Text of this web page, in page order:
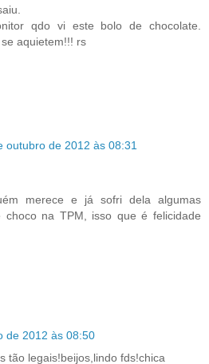
qdo vi este bolo de chocolate.
aquietem!!! rs
outubro de 2012 às 08:31
merece e já sofri dela algumas
choco na TPM, isso que é felicidade
de 2012 às 08:50
tão legais!beijos,lindo fds!chica